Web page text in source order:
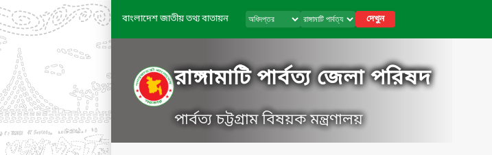
বাংলাদেশ জাতীয় তথ্য বাতায়ন দেখুন
রাঙ্গামাটি পার্বত্য জেলা পরিষদ
পার্বত্য চট্টগ্রাম বিষয়ক মন্ত্রণালয়